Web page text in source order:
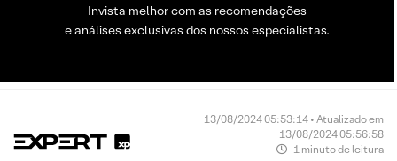
Invista melhor com as recomendações
e análises exclusivas dos nossos especialistas.
13/08/2024 05:53:14 • Atualizado em
13/08/2024 05:56:58
1 minuto de leitura